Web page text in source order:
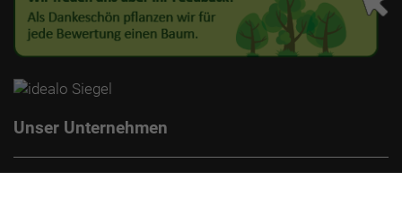
Unser Unternehmen